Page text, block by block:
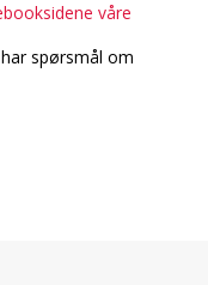
våre
spørsmål om